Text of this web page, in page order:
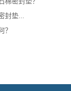
封垫...
？